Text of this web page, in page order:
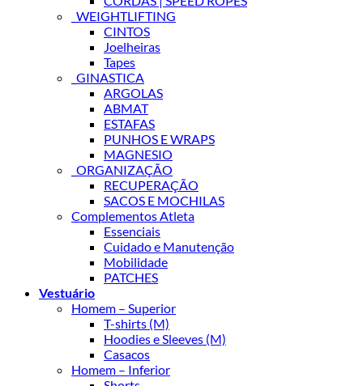
_WEIGHTLIFTING
CINTOS
Joelheiras
Tapes
_GINASTICA
ARGOLAS
ABMAT
ESTAFAS
PUNHOS E WRAPS
MAGNESIO
_ORGANIZAÇÃO
RECUPERAÇÃO
SACOS E MOCHILAS
Complementos Atleta
Essenciais
Cuidado e Manutenção
Mobilidade
PATCHES
Vestuário
Homem – Superior
T-shirts (M)
Hoodies e Sleeves (M)
Casacos
Homem – Inferior